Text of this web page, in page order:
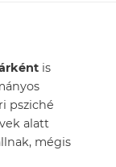
is
psziché
alatt
mégis